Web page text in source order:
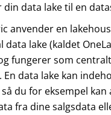
din data lake til en
anvender en
data lake (kaldet
fungerer som
data lake kan
du for eksempel kan
fra dine salgsdata